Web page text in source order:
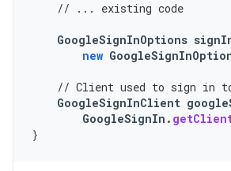
// ... existing code
GoogleSignInOptions
new
// Client used to sign in to
GoogleSignInClient
GoogleSignIn .
}